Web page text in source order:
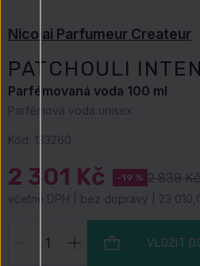
Nicolai Parfumeur Createur
PATCHOULI
Parfémovaná voda 100 ml
Parfémová voda unisex
Kód: 133260
-19 %
2 301 Kč 2 839 Kč
včetně DPH | bez dopravy | 23